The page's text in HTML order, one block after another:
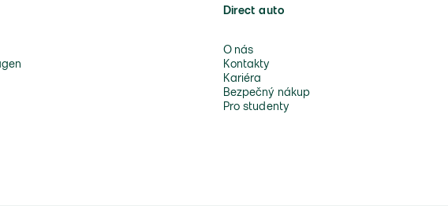
Direct auto
O nás
Kontakty
Kariéra
Bezpečný nákup
Pro studenty